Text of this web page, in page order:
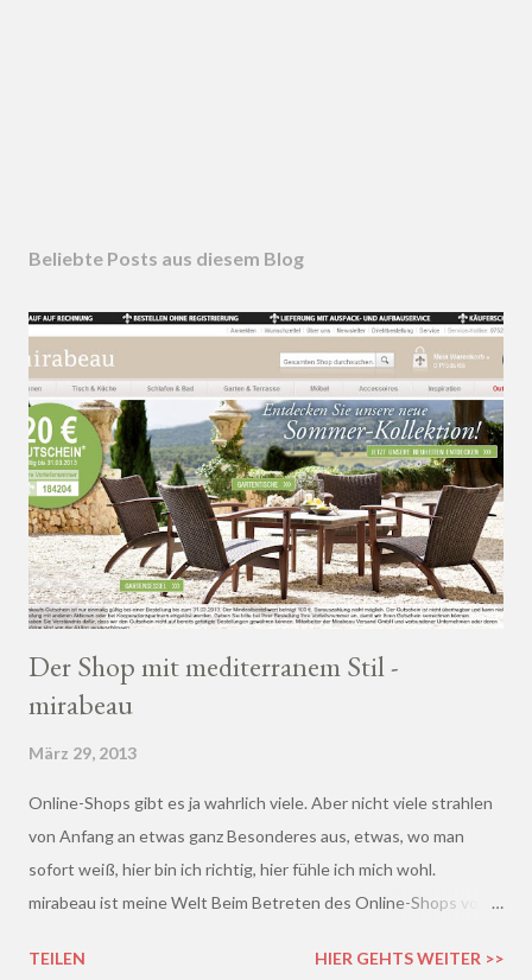
Beliebte Posts aus diesem Blog
Der Shop mit mediterranem Stil -
mirabeau
März 29, 2013
Online-Shops gibt es ja wahrlich viele. Aber nicht viele strahlen
von Anfang an etwas ganz Besonderes aus, etwas, wo man
sofort weiß, hier bin ich richtig, hier fühle ich mich wohl.
mirabeau ist meine Welt Beim Betreten des Online-Shops von
Harmonische - ich wusste sofort, hier fühle ich mich wohl :)
TEILEN HIER GEHTS WEITER >>